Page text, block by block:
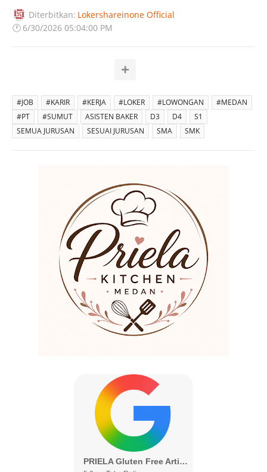
Diterbitkan: Lokershareinone Official
🕐 6/30/2026 05:04:00 PM
#JOB #KARIR #KERJA #LOKER #LOWONGAN
#MEDAN
#PT
#SUMUT ASISTEN BAKER D3 D4
S1
SEMUA JURUSAN
SESUAI JURUSAN SMA SMK